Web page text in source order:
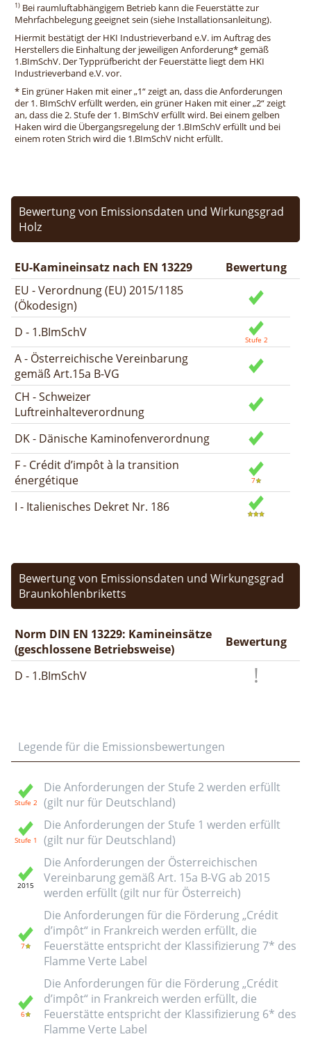
1) Bei raumluftabhängigem Betrieb kann die Feuerstätte zur
Mehrfachbelegung geeignet sein (siehe Installationsanleitung).
Hiermit bestätigt der HKI Industrieverband e.V. im Auftrag des
Herstellers die Einhaltung der jeweiligen Anforderung* gemäß
1.BImSchV. Der Typprüfbericht der Feuerstätte liegt dem HKI
Industrieverband e.V. vor.
* Ein grüner Haken mit einer „1“ zeigt an, dass die Anforderungen
der 1. BImSchV erfüllt werden, ein grüner Haken mit einer „2“ zeigt
an, dass die 2. Stufe der 1. BImSchV erfüllt wird. Bei einem gelben
Haken wird die Übergangsregelung der 1.BImSchV erfüllt und bei
einem roten Strich wird die 1.BImSchV nicht erfüllt.
Bewertung von Emissionsdaten und Wirkungsgrad
Holz
EU-Kamineinsatz nach EN 13229
Bewertung
EU - Verordnung (EU) 2015/1185
(Ökodesign)
D - 1.BImSchV
A - Österreichische Vereinbarung
gemäß Art.15a B-VG
CH - Schweizer
Luftreinhalteverordnung
DK - Dänische Kaminofenverordnung
F - Crédit d’impôt à la transition
énergétique
I - Italienisches Dekret Nr. 186
Bewertung von Emissionsdaten und Wirkungsgrad
Braunkohlenbriketts
Norm DIN EN 13229: Kamineinsätze
(geschlossene Betriebsweise)
Bewertung
D - 1.BImSchV
Legende für die Emissionsbewertungen
Die Anforderungen der Stufe 2 werden erfüllt
(gilt nur für Deutschland)
Die Anforderungen der Stufe 1 werden erfüllt
(gilt nur für Deutschland)
Die Anforderungen der Österreichischen
Vereinbarung gemäß Art. 15a B-VG ab 2015
werden erfüllt (gilt nur für Österreich)
Die Anforderungen für die Förderung „Crédit
d’impôt“ in Frankreich werden erfüllt, die
Feuerstätte entspricht der Klassifizierung 7* des
Flamme Verte Label
Die Anforderungen für die Förderung „Crédit
d’impôt“ in Frankreich werden erfüllt, die
Feuerstätte entspricht der Klassifizierung 6* des
Flamme Verte Label